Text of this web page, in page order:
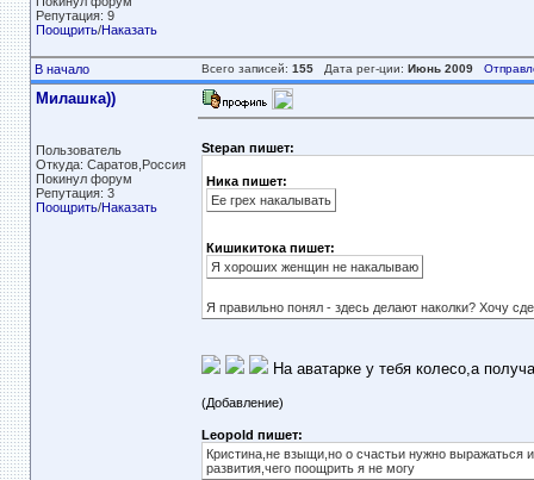
Репутация: 9
Поощрить/Наказать
В начало Всего записей: 155Дата рег-ции: Июнь 2009
Милашка))
Пользователь
Откуда: Саратов,Россия
Покинул форум
Репутация: 3
Поощрить/Наказать
Stepan пишет:
Ника пишет:
Ее грех накалывать
Кишикитока пишет:
Я хороших женщин не накалываю
Я правильно понял - здесь делают наколки? Хочу
На аватарке у тебя колесо,а
(Добавление)
Leopold пишет:
Кристина,не взыщи,но о счастьи нужно выражаться
развития,чего поощрить я не могу